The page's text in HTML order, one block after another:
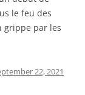
le feu des
grippe par les
22, 2021